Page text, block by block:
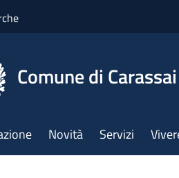
Comune di Carassai
Novità Servizi